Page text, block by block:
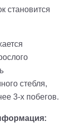
становится
стебля,
3-х побегов.